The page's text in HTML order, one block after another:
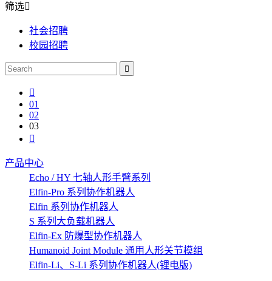
筛选
社会招聘
校园招聘
01
02
03
产品中心
Echo / HY 七轴人形手臂系列
Elfin-Pro 系列协作机器人
Elfin 系列协作机器人
S 系列大负载机器人
Elfin-Ex 防爆型协作机器人
Humanoid Joint Module 通用人形关节模组
Elfin-Li、S-Li 系列协作机器人(锂电版)